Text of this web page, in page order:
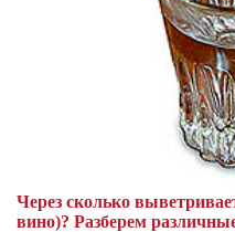
Через сколько
вино)? Разберем